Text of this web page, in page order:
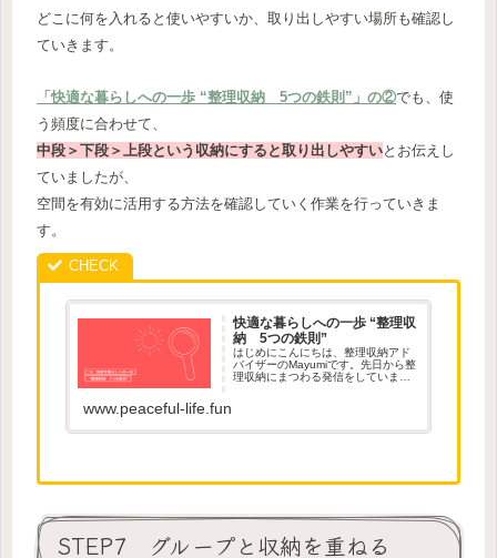
どこに何を入れると使いやすいか、取り出しやすい場所も確認し
ていきます。
「快適な暮らしへの一歩 “整理収納 5つの鉄則”」の②でも、使
う頻度に合わせて、
中段＞下段＞上段という収納にすると取り出しやすいとお伝えし
ていましたが、
空間を有効に活用する方法を確認していく作業を行っていきま
す。
快適な暮らしへの一歩 “整理収
納 5つの鉄則”
はじめにこんにちは、整理収納アド
バイザーのMayumiです。先日から整
理収納にまつわる発信をしています
める...
www.peaceful-life.fun
STEP7 グループと収納を重ねる